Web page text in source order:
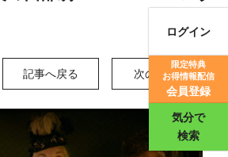
映画評価
ログイン
限定特典
お得情報配信
会員登録
気分で
検索
記事へ戻る 次の写真 >